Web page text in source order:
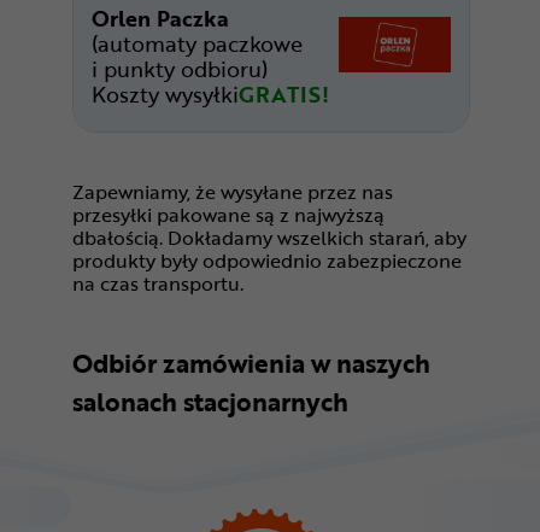
Orlen Paczka
(automaty paczkowe
i punkty odbioru)
Koszty wysyłkiGRATIS!
Zapewniamy, że wysyłane przez nas
przesyłki pakowane są z najwyższą
dbałością. Dokładamy wszelkich starań, aby
produkty były odpowiednio zabezpieczone
na czas transportu.
Odbiór zamówienia w naszych
salonach stacjonarnych